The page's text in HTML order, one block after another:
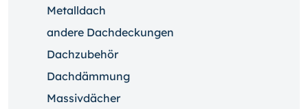
Metalldach
andere Dachdeckungen
Dachzubehör
Dachdämmung
Massivdächer